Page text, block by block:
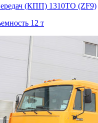
(КПП) 1310ТО (ZF9)
12 т